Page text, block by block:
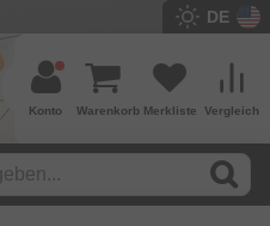
DE
Vergleich
Merkliste
Warenkorb
Konto